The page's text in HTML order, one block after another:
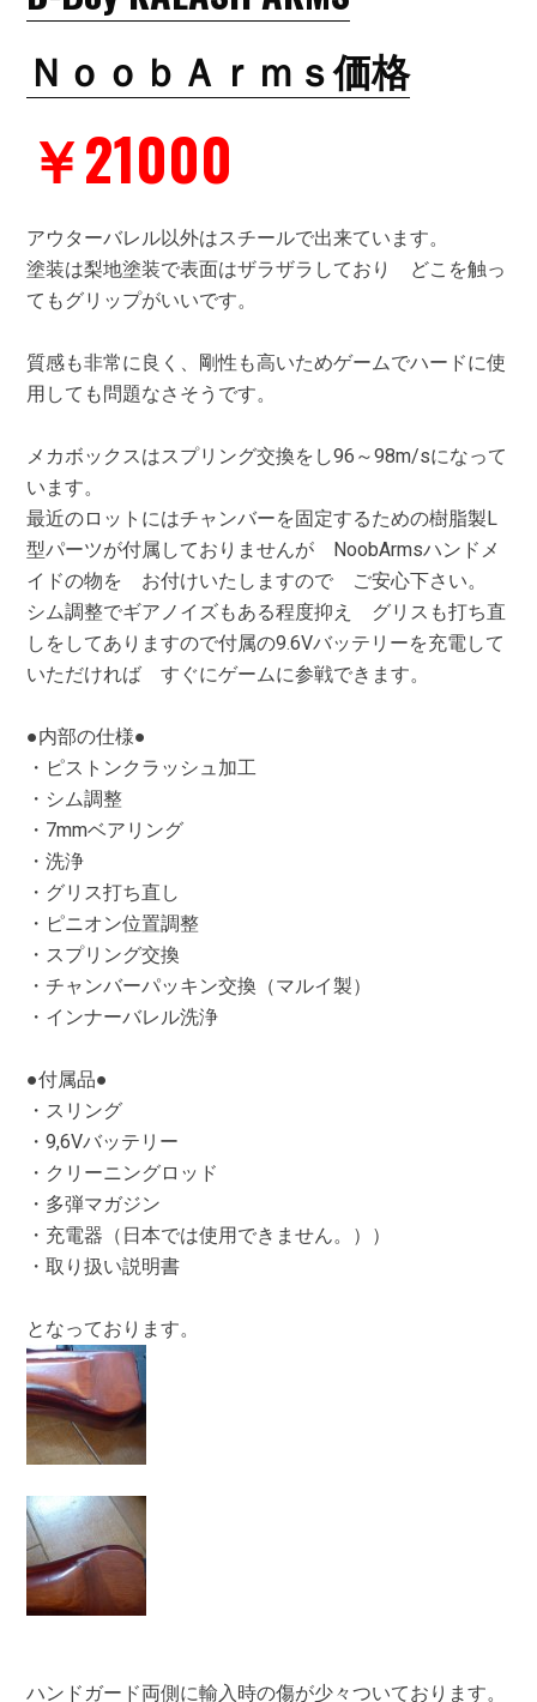
ＮｏｏｂＡｒｍｓ価格
￥21000
アウターバレル以外はスチールで出来ています。
塗装は梨地塗装で表面はザラザラしており どこを触っ
てもグリップがいいです。
質感も非常に良く、剛性も高いためゲームでハードに使
用しても問題なさそうです。
メカボックスはスプリング交換をし96～98m/sになって
います。
最近のロットにはチャンバーを固定するための樹脂製L
型パーツが付属しておりませんが NoobArmsハンドメ
イドの物を お付けいたしますので ご安心下さい。
シム調整でギアノイズもある程度抑え グリスも打ち直
しをしてありますので付属の9.6Vバッテリーを充電して
いただければ すぐにゲームに参戦できます。
●内部の仕様●
・ピストンクラッシュ加工
・シム調整
・7mmベアリング
・洗浄
・グリス打ち直し
・ピニオン位置調整
・スプリング交換
・チャンバーパッキン交換（マルイ製）
・インナーバレル洗浄
●付属品●
・スリング
・9,6Vバッテリー
・クリーニングロッド
・多弾マガジン
・充電器（日本では使用できません。））
・取り扱い説明書
となっております。
ハンドガード両側に輸入時の傷が少々ついております。